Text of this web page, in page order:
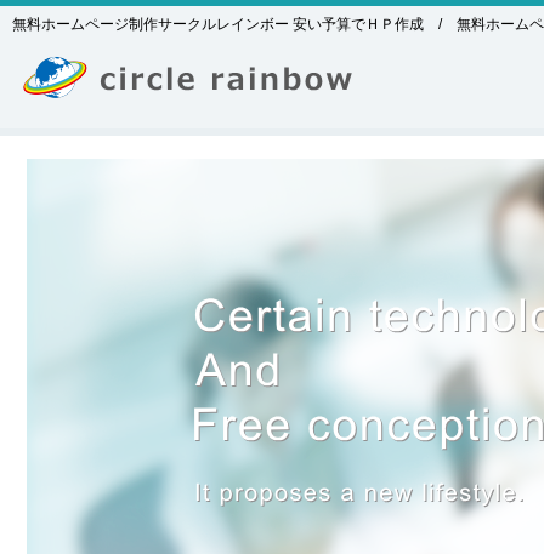
無料ホームページ制作サークルレインボー 安い予算でＨＰ作成 / 無料ホーム